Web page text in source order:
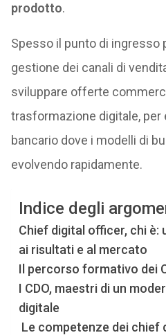
prodotto.
Spesso il punto di ingresso
gestione dei canali di
sviluppare offerte
trasformazione digitale,
bancario dove i modelli di
evolvendo rapidamente.
Indice degli
Chief digital officer, chi è:
ai risultati e al mercato
Il percorso formativo dei
I CDO, maestri di un
digitale
Le competenze dei chief